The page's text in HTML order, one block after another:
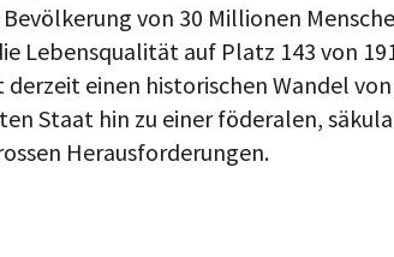
von 30 Millionen
Lebensqualität auf Platz 143 von
einen historischen Wandel
Staat hin zu einer föderalen,
Herausforderungen.